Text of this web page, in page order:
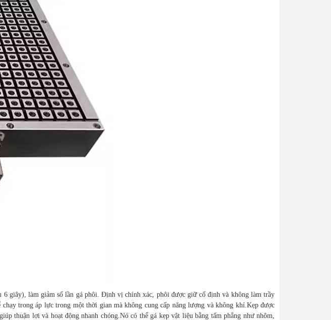
6 giây), làm giảm số lần gá phôi. Định vị chính xác, phôi được giữ cố định và không làm trầy
trong áp lực trong một thời gian mà không cung cấp năng lượng và không khí.Kẹp được
thuận lợi và hoạt động nhanh chóng.Nó có thể gá kẹp vật liệu bằng tấm phẳng như nhôm,